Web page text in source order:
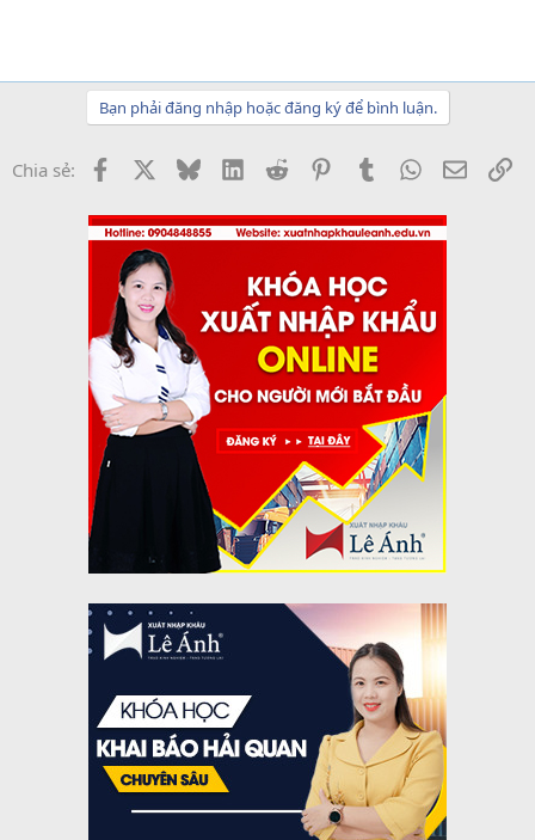
Bạn phải đăng nhập hoặc đăng ký để bình luận.
Chia sẻ: Facebook BlueskyLinkedInReddit PinterestTumblrWhatsApp
Email